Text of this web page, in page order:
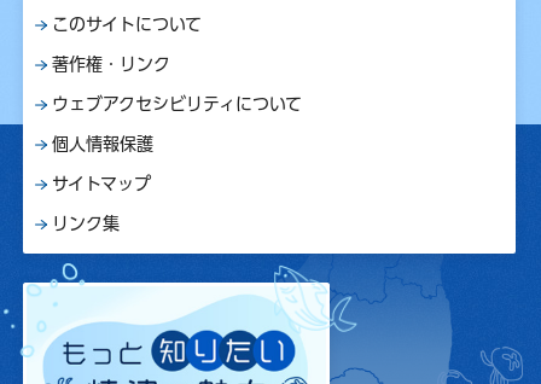
このサイトについて
著作権・リンク
ウェブアクセシビリティについて
個人情報保護
サイトマップ
リンク集